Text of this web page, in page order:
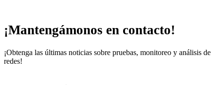
¡Mantengámonos en contacto!
¡Obtenga las últimas noticias sobre pruebas, monitoreo y análisis de
redes!